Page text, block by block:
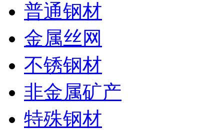
普通钢材
金属丝网
不锈钢材
非金属矿产
特殊钢材